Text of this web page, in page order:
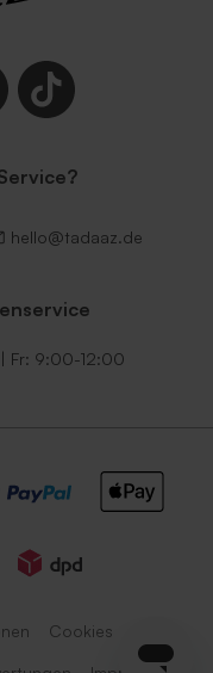
hello@tadaaz.de
Fr: 9:00-12:00
Cookies